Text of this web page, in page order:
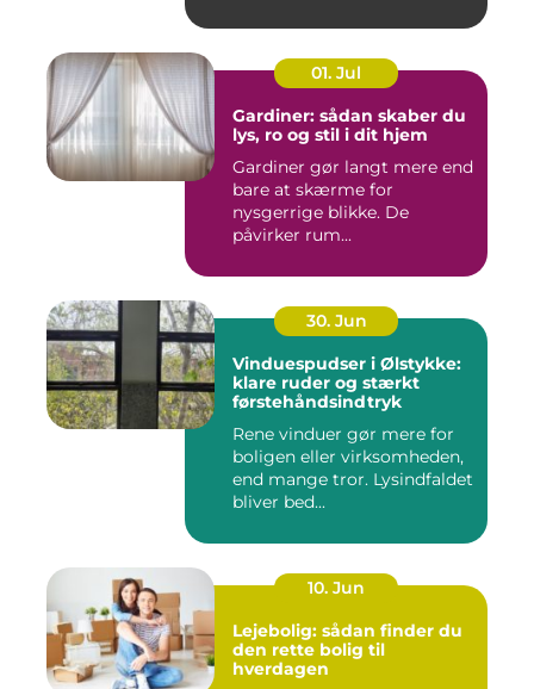
01. Jul
Gardiner: sådan skaber du
lys, ro og stil i dit hjem
Gardiner gør langt mere end
bare at skærme for
nysgerrige blikke. De
påvirker rum...
30. Jun
Vinduespudser i Ølstykke:
klare ruder og stærkt
førstehåndsindtryk
Rene vinduer gør mere for
boligen eller virksomheden,
end mange tror. Lysindfaldet
bliver bed...
10. Jun
Lejebolig: sådan finder du
den rette bolig til
hverdagen